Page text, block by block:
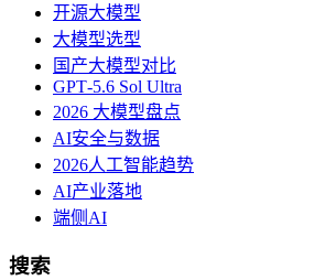
开源大模型
大模型选型
国产大模型对比
GPT‑5.6 Sol Ultra
2026 大模型盘点
AI安全与数据
2026人工智能趋势
AI产业落地
端侧AI
搜索